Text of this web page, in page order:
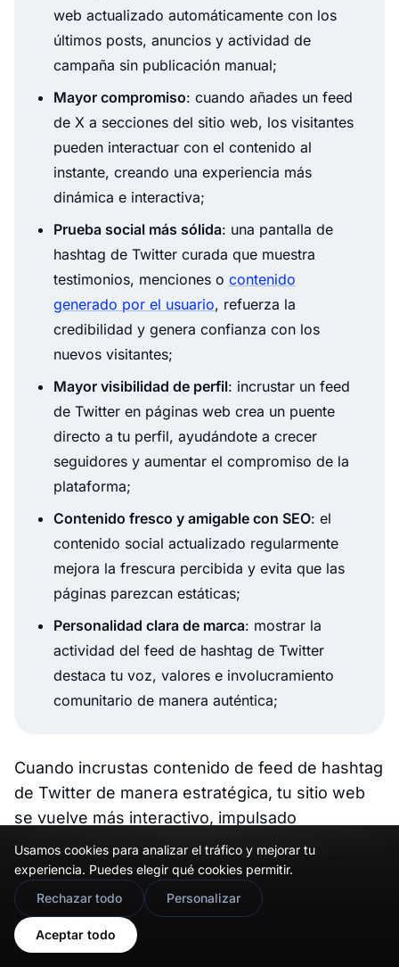
web actualizado automáticamente con los
últimos posts, anuncios y actividad de
campaña sin publicación manual;
Mayor compromiso: cuando añades un feed
de X a secciones del sitio web, los visitantes
pueden interactuar con el contenido al
instante, creando una experiencia más
dinámica e interactiva;
Prueba social más sólida: una pantalla de
hashtag de Twitter curada que muestra
testimonios, menciones o contenido
generado por el usuario, refuerza la
credibilidad y genera confianza con los
nuevos visitantes;
Mayor visibilidad de perfil: incrustar un feed
de Twitter en páginas web crea un puente
directo a tu perfil, ayudándote a crecer
seguidores y aumentar el compromiso de la
plataforma;
Contenido fresco y amigable con SEO: el
contenido social actualizado regularmente
mejora la frescura percibida y evita que las
páginas parezcan estáticas;
Personalidad clara de marca: mostrar la
actividad del feed de hashtag de Twitter
destaca tu voz, valores e involucramiento
comunitario de manera auténtica;
Cuando incrustas contenido de feed de hashtag
de Twitter de manera estratégica, tu sitio web
se vuelve más interactivo, impulsado
socialmente y lleno de información relevante.
Dicho esto, la moderación importa. Siempre
cura tu feed para asegurar que se alinee con tu
mensaje de marca y evite mostrar contenido
irrelevante u off-brand. Afortunadamente,
Usamos cookies para analizar el tráfico y mejorar tu
experiencia. Puedes elegir qué cookies permitir.
Rechazar todo
Personalizar
Aceptar todo
🇬🇧 Would you prefer this site in English?
View in English